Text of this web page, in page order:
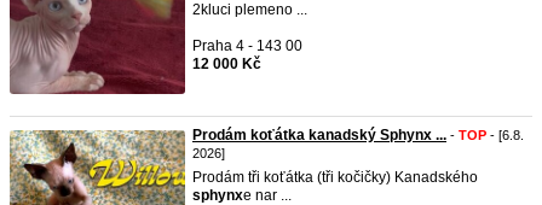
2kluci plemeno ...
Praha 4 - 143 00
12 000 Kč
Prodám koťátka kanadský Sphynx ... - TOP - [6.8.
2026]
Prodám tři koťátka (tři kočičky) Kanadského
sphynxe nar ...